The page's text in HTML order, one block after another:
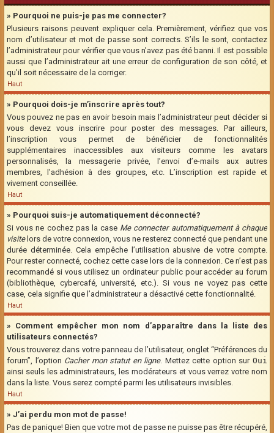
» Pourquoi ne puis-je pas me connecter?
Plusieurs raisons peuvent expliquer cela. Premièrement, vérifiez que vos
nom d’utilisateur et mot de passe sont corrects. S’ils le sont, contactez
l’administrateur pour vérifier que vous n’avez pas été banni. Il est possible
aussi que l’administrateur ait une erreur de configuration de son côté, et
qu’il soit nécessaire de la corriger.
Haut
» Pourquoi dois-je m’inscrire après tout?
Vous pouvez ne pas en avoir besoin mais l’administrateur peut décider si
vous devez vous inscrire pour poster des messages. Par ailleurs,
l’inscription vous permet de bénéficier de fonctionnalités
supplémentaires inaccessibles aux visiteurs comme les avatars
personnalisés, la messagerie privée, l’envoi d’e-mails aux autres
membres, l’adhésion à des groupes, etc. L’inscription est rapide et
vivement conseillée.
Haut
» Pourquoi suis-je automatiquement déconnecté?
Si vous ne cochez pas la case Me connecter automatiquement à chaque
visitelors de votre connexion, vous ne resterez connecté que pendant une
durée déterminée. Cela empêche l’utilisation abusive de votre compte.
Pour rester connecté, cochez cette case lors de la connexion. Ce n’est pas
recommandé si vous utilisez un ordinateur public pour accéder au forum
(bibliothèque, cybercafé, université, etc.). Si vous ne voyez pas cette
case, cela signifie que l’administrateur a désactivé cette fonctionnalité.
Haut
» Comment empêcher mon nom d’apparaître dans la liste des
utilisateurs connectés?
Vous trouverez dans votre panneau de l’utilisateur, onglet “Préférences du
forum”, l’option Cacher mon statut en ligne. Mettez cette option surOui
ainsi seuls les administrateurs, les modérateurs et vous verrez votre nom
dans la liste. Vous serez compté parmi les utilisateurs invisibles.
Haut
» J’ai perdu mon mot de passe!
Pas de panique! Bien que votre mot de passe ne puisse pas être récupéré,